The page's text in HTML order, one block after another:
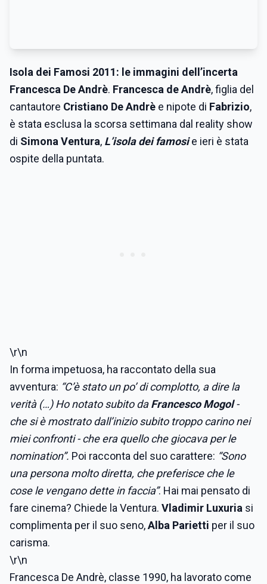
Isola dei Famosi 2011: le immagini dell’incerta
Francesca De Andrè. Francesca de Andrè, figlia del
cantautore Cristiano De Andrè e nipote di Fabrizio,
è stata esclusa la scorsa settimana dal reality show
di Simona Ventura, L’isola dei famosie ieri è stata
ospite della puntata.
\r\n
In forma impetuosa, ha raccontato della sua
avventura: “C’è stato un po’ di complotto, a dire la
verità (…) Ho notato subito daFrancesco Mogol-
che si è mostrato dall’inizio subito troppo carino nei
miei confronti - che era quello che giocava per le
nomination”. Poi racconta del suo carattere: “Sono
una persona molto diretta, che preferisce che le
cose le vengano dette in faccia”. Hai mai pensato di
fare cinema? Chiede la Ventura. Vladimir Luxuria si
complimenta per il suo seno,Alba Parietti per il suo
carisma.
\r\n
Francesca De Andrè, classe 1990, ha lavorato come